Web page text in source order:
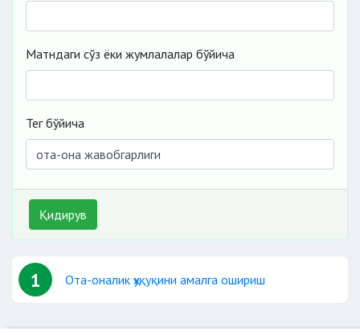
Матндаги сўз ёки жумлалалар бўйича
Тег бўйича
Қидирув
1 Ота-оналик ҳуқуқини амалга ошириш